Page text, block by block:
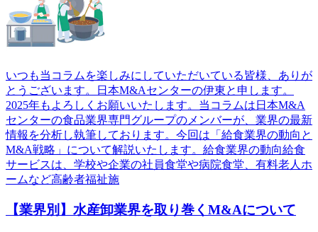
いつも当コラムを楽しみにしていただいている皆様、ありが
とうございます。日本M&Aセンターの伊東と申します。
2025年もよろしくお願いいたします。当コラムは日本M&A
センターの食品業界専門グループのメンバーが、業界の最新
情報を分析し執筆しております。今回は「給食業界の動向と
M&A戦略」について解説いたします。給食業界の動向給食
サービスは、学校や企業の社員食堂や病院食堂、有料老人ホ
ームなど高齢者福祉施
【業界別】水産卸業界を取り巻くM&Aについて